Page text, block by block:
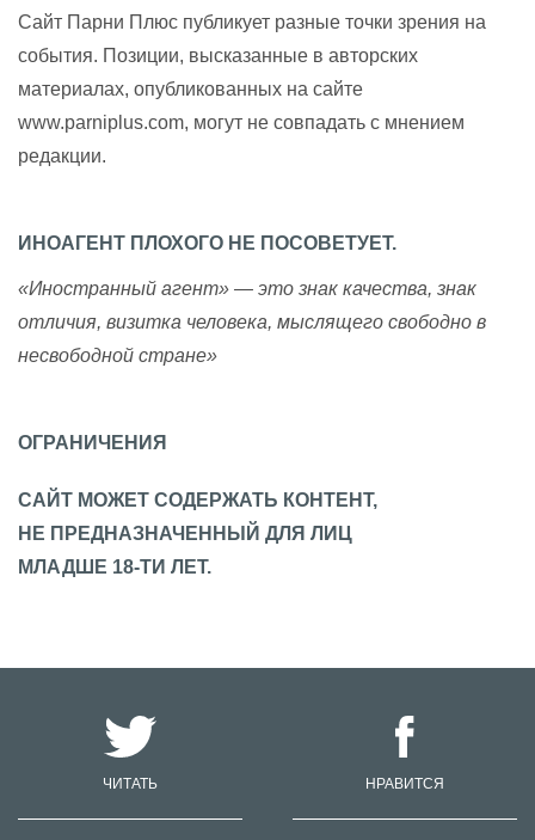
Сайт Парни Плюс публикует разные точки зрения на
события. Позиции, высказанные в авторских
материалах, опубликованных на сайте
www.parniplus.com, могут не совпадать с мнением
редакции.
ИНОАГЕНТ ПЛОХОГО НЕ ПОСОВЕТУЕТ.
«Иностранный агент» — это знак качества, знак
отличия, визитка человека, мыслящего свободно в
несвободной стране»
ОГРАНИЧЕНИЯ
САЙТ МОЖЕТ СОДЕРЖАТЬ КОНТЕНТ,
НЕ ПРЕДНАЗНАЧЕННЫЙ ДЛЯ ЛИЦ
МЛАДШЕ 18-ТИ ЛЕТ.
ЧИТАТЬ НРАВИТСЯ